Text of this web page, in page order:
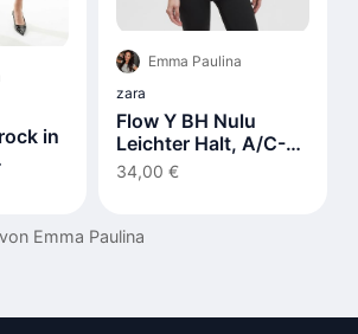
in
Emma Paulina
zara
Flow Y BH Nulu
Leichter Halt, A/C-
Cups
34,00 €
Emma Paulina